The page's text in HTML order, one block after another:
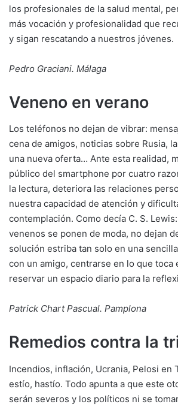
los profesionales de la salud mental,
más vocación y profesionalidad que
y sigan rescatando a nuestros jóvenes.
Pedro Graciani. Málaga
Veneno en verano
Los teléfonos no dejan de vibrar:
cena de amigos, noticias sobre Rusia,
una nueva oferta… Ante esta realidad,
público del smartphone por cuatro
la lectura, deteriora las relaciones
nuestra capacidad de atención y
contemplación. Como decía C. S.
venenos se ponen de moda, no dejan
solución estriba tan solo en una
con un amigo, centrarse en lo que toca
reservar un espacio diario para la
Patrick Chart Pascual. Pamplona
Remedios contra la
Incendios, inflación, Ucrania, Pelosi en
estío, hastío. Todo apunta a que este
serán severos y los políticos ni se